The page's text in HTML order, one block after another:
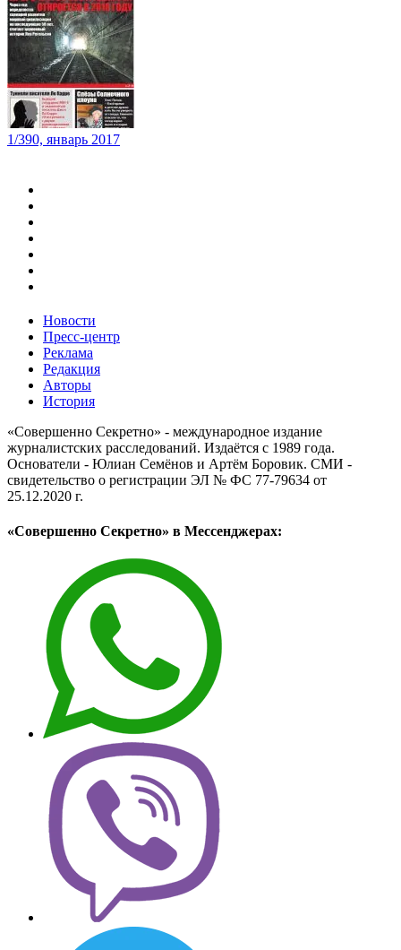
1/390, январь 2017
Новости
Пресс-центр
Реклама
Редакция
Авторы
История
«Совершенно Секретно» - международное издание
журналистских расследований. Издаётся с 1989 года.
Основатели - Юлиан Семёнов и Артём Боровик. CМИ -
свидетельство о регистрации ЭЛ № ФС 77-79634 от
25.12.2020 г.
«Совершенно Секретно» в Мессенджерах: